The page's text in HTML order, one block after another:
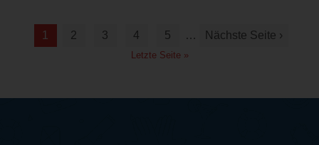
1 2 3 4 5 … Nächste Seite ›
Letzte Seite »